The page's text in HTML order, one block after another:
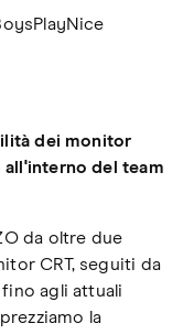
dei monitor
all'interno del team
da oltre due
CRT, seguiti da
agli attuali
la